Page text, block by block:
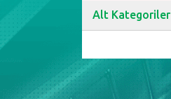
Alt Kategoriler